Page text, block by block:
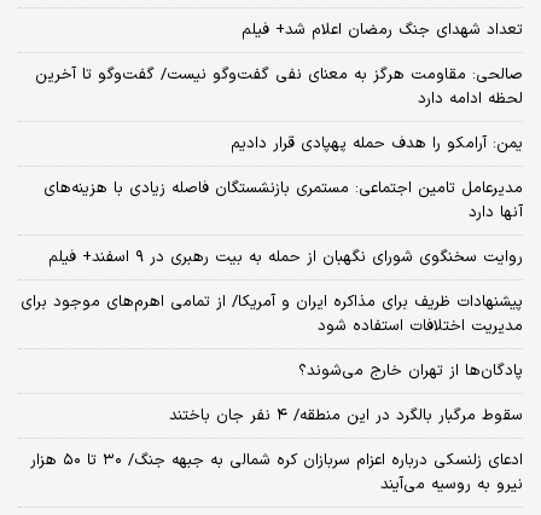
تعداد شهدای جنگ رمضان اعلام شد+ فیلم
صالحی: مقاومت هرگز به معنای نفی گفت‌وگو نیست/ گفت‌وگو تا آخرین
لحظه ادامه دارد
یمن: آرامکو را هدف حمله پهپادی قرار دادیم
مدیرعامل تامین اجتماعی: مستمری بازنشستگان فاصله زیادی با هزینه‌های
آنها دارد
روایت سخنگوی شورای نگهبان از حمله به بیت رهبری در ۹ اسفند+ فیلم
پیشنهادات ظریف برای مذاکره ایران و آمریکا/ از تمامی اهرم‌های موجود برای
مدیریت اختلافات استفاده شود
پادگان‌ها از تهران خارج می‌شوند؟
سقوط مرگبار بالگرد در این منطقه/ ۴ نفر جان باختند
ادعای زلنسکی درباره اعزام سربازان کره شمالی به جبهه جنگ/ ۳۰ تا ۵۰ هزار
نیرو به روسیه می‌آیند